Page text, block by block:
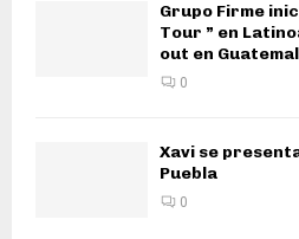
Grupo Firme
Tour ” en
out en
0
Xavi se
Puebla
0